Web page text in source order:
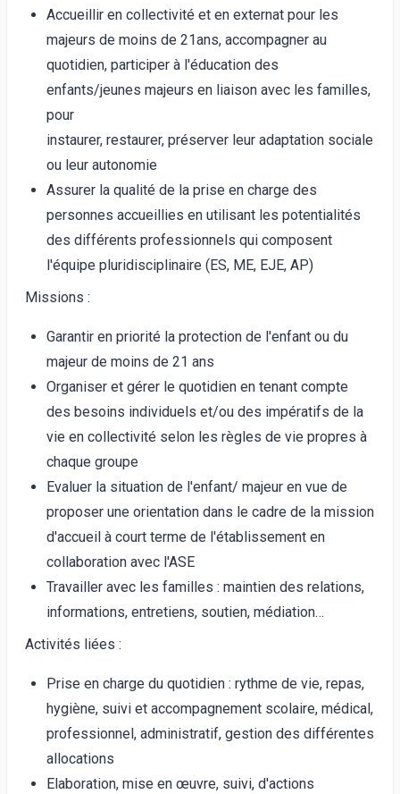
Accueillir en collectivité et en externat pour les
majeurs de moins de 21ans, accompagner au
quotidien, participer à l'éducation des
enfants/jeunes majeurs en liaison avec les familles,
pour
instaurer, restaurer, préserver leur adaptation sociale
ou leur autonomie
Assurer la qualité de la prise en charge des
personnes accueillies en utilisant les potentialités
des différents professionnels qui composent
l'équipe pluridisciplinaire (ES, ME, EJE, AP)
Missions :
Garantir en priorité la protection de l'enfant ou du
majeur de moins de 21 ans
Organiser et gérer le quotidien en tenant compte
des besoins individuels et/ou des impératifs de la
vie en collectivité selon les règles de vie propres à
chaque groupe
Evaluer la situation de l'enfant/ majeur en vue de
proposer une orientation dans le cadre de la mission
d'accueil à court terme de l'établissement en
collaboration avec l'ASE
Travailler avec les familles : maintien des relations,
informations, entretiens, soutien, médiation…
Activités liées :
Prise en charge du quotidien : rythme de vie, repas,
hygiène, suivi et accompagnement scolaire, médical,
professionnel, administratif, gestion des différentes
allocations
Elaboration, mise en œuvre, suivi, d'actions